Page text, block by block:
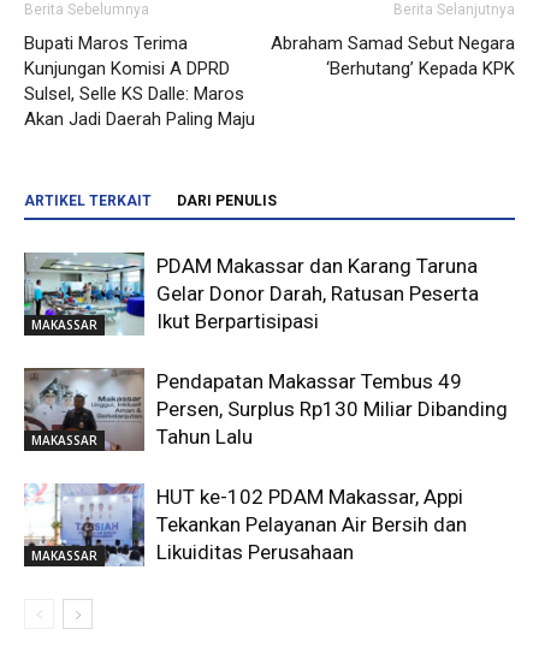
Berita Sebelumnya
Bupati Maros Terima
Kunjungan Komisi A DPRD
Sulsel, Selle KS Dalle: Maros
Akan Jadi Daerah Paling Maju
Berita Selanjutnya
Abraham Samad Sebut Negara
‘Berhutang’ Kepada KPK
ARTIKEL TERKAIT DARI PENULIS
MAKASSAR
PDAM Makassar dan Karang Taruna
Gelar Donor Darah, Ratusan Peserta
Ikut Berpartisipasi
MAKASSAR
Pendapatan Makassar Tembus 49
Persen, Surplus Rp130 Miliar Dibanding
Tahun Lalu
MAKASSAR
HUT ke-102 PDAM Makassar, Appi
Tekankan Pelayanan Air Bersih dan
Likuiditas Perusahaan